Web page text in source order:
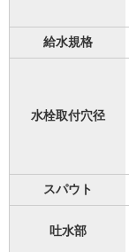
給水規格
水栓取付穴径
スパウト
吐水部